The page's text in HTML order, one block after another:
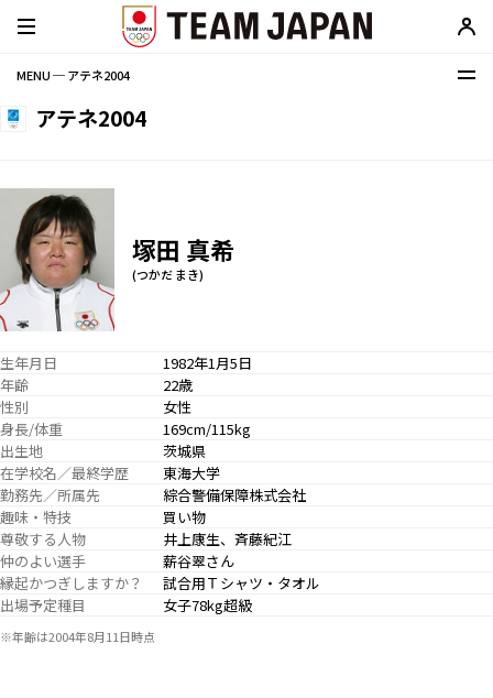
MENU ─ アテネ2004
アテネ2004
塚田 真希
(つかだ まき)
生年月日
1982年1月5日
年齢
22歳
性別
女性
身長/体重
169cm/115kg
出生地
茨城県
在学校名／最終学歴
東海大学
勤務先／所属先
綜合警備保障株式会社
趣味・特技
買い物
尊敬する人物
井上康生、斉藤紀江
仲のよい選手
薪谷翠さん
縁起かつぎしますか？
試合用Ｔシャツ・タオル
出場予定種目
女子78kg超級
※年齢は2004年8月11日時点